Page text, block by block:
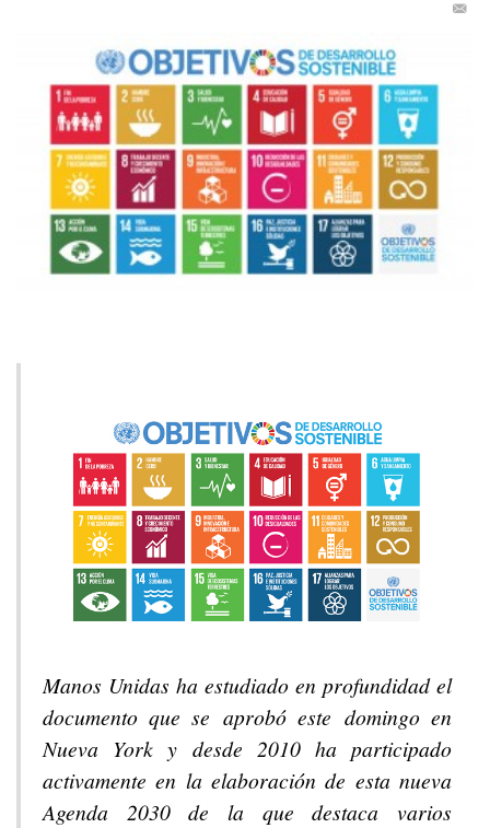
Manos Unidas ha estudiado en profundidad el
documento que se aprobó este domingo en
Nueva York y desde 2010 ha participado
activamente en la elaboración de esta nueva
Agenda 2030 de la que destaca varios